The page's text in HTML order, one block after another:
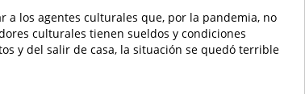
a los agentes culturales que, por la pandemia, no
culturales tienen sueldos y condiciones
y del salir de casa, la situación se quedó terrible